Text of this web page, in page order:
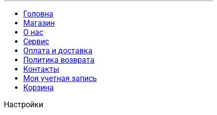
Головна
Магазин
О нас
Сервис
Оплата и доставка
Политика возврата
Контакты
Моя учетная запись
Корзина
Настройки